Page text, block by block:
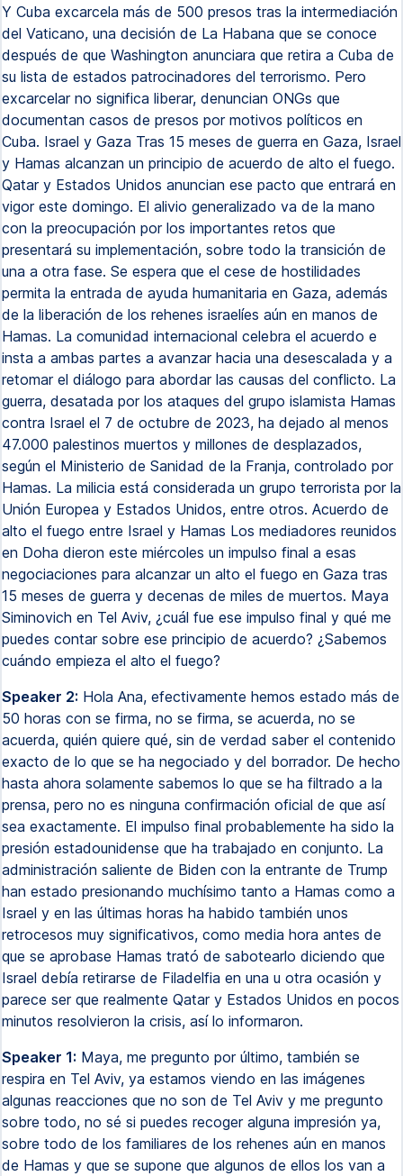
Y Cuba excarcela más de 500 presos tras la intermediación
del Vaticano, una decisión de La Habana que se conoce
después de que Washington anunciara que retira a Cuba de
su lista de estados patrocinadores del terrorismo. Pero
excarcelar no significa liberar, denuncian ONGs que
documentan casos de presos por motivos políticos en
Cuba. Israel y Gaza Tras 15 meses de guerra en Gaza, Israel
y Hamas alcanzan un principio de acuerdo de alto el fuego.
Qatar y Estados Unidos anuncian ese pacto que entrará en
vigor este domingo. El alivio generalizado va de la mano
con la preocupación por los importantes retos que
presentará su implementación, sobre todo la transición de
una a otra fase. Se espera que el cese de hostilidades
permita la entrada de ayuda humanitaria en Gaza, además
de la liberación de los rehenes israelíes aún en manos de
Hamas. La comunidad internacional celebra el acuerdo e
insta a ambas partes a avanzar hacia una desescalada y a
retomar el diálogo para abordar las causas del conflicto. La
guerra, desatada por los ataques del grupo islamista Hamas
contra Israel el 7 de octubre de 2023, ha dejado al menos
47.000 palestinos muertos y millones de desplazados,
según el Ministerio de Sanidad de la Franja, controlado por
Hamas. La milicia está considerada un grupo terrorista por la
Unión Europea y Estados Unidos, entre otros. Acuerdo de
alto el fuego entre Israel y Hamas Los mediadores reunidos
en Doha dieron este miércoles un impulso final a esas
negociaciones para alcanzar un alto el fuego en Gaza tras
15 meses de guerra y decenas de miles de muertos. Maya
Siminovich en Tel Aviv, ¿cuál fue ese impulso final y qué me
puedes contar sobre ese principio de acuerdo? ¿Sabemos
cuándo empieza el alto el fuego?
Speaker 2: Hola Ana, efectivamente hemos estado más de
50 horas con se firma, no se firma, se acuerda, no se
acuerda, quién quiere qué, sin de verdad saber el contenido
exacto de lo que se ha negociado y del borrador. De hecho
hasta ahora solamente sabemos lo que se ha filtrado a la
prensa, pero no es ninguna confirmación oficial de que así
sea exactamente. El impulso final probablemente ha sido la
presión estadounidense que ha trabajado en conjunto. La
administración saliente de Biden con la entrante de Trump
han estado presionando muchísimo tanto a Hamas como a
Israel y en las últimas horas ha habido también unos
retrocesos muy significativos, como media hora antes de
que se aprobase Hamas trató de sabotearlo diciendo que
Israel debía retirarse de Filadelfia en una u otra ocasión y
parece ser que realmente Qatar y Estados Unidos en pocos
minutos resolvieron la crisis, así lo informaron.
Speaker 1: Maya, me pregunto por último, también se
respira en Tel Aviv, ya estamos viendo en las imágenes
algunas reacciones que no son de Tel Aviv y me pregunto
sobre todo, no sé si puedes recoger alguna impresión ya,
sobre todo de los familiares de los rehenes aún en manos
de Hamas y que se supone que algunos de ellos los van a